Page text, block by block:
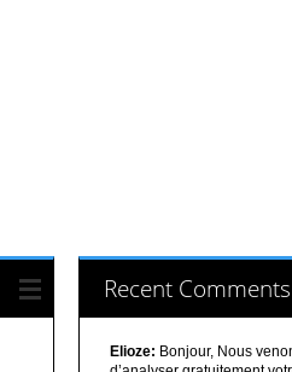
Recent Comments
Elioze: Bonjour, Nous